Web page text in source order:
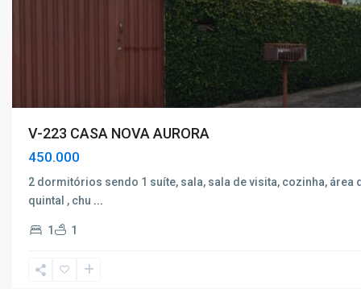
V-223 CASA NOVA AURORA
450.000
2 dormitórios sendo 1 suíte, sala, sala de visita, cozinha, área
quintal , chu ...
1 1